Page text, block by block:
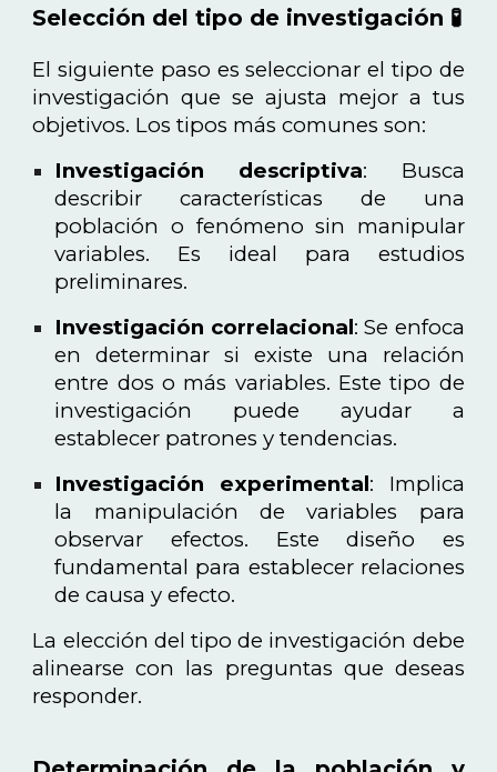
Selección del tipo de investigación 🧪
El siguiente paso es seleccionar el tipo de
investigación que se ajusta mejor a tus
objetivos. Los tipos más comunes son:
Investigación descriptiva: Busca
describir características de una
población o fenómeno sin manipular
variables. Es ideal para estudios
preliminares.
Investigación correlacional: Se enfoca
en determinar si existe una relación
entre dos o más variables. Este tipo de
investigación puede ayudar a
establecer patrones y tendencias.
Investigación experimental: Implica
la manipulación de variables para
observar efectos. Este diseño es
fundamental para establecer relaciones
de causa y efecto.
La elección del tipo de investigación debe
alinearse con las preguntas que deseas
responder.